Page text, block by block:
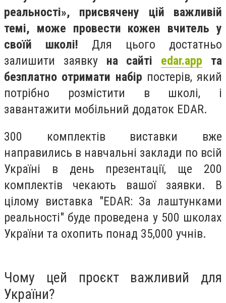
реальності», присвячену цій важливій
темі, може провести кожен вчитель у
своїй школі! Для цього достатньо
залишити заявку на сайті edar.app та
безплатно отримати набір постерів, який
потрібно розмістити в школі, і
завантажити мобільний додаток EDAR.
300 комплектів виставки вже
направились в навчальні заклади по всій
Україні в день презентації, ще 200
комплектів чекають вашої заявки. В
цілому виставка "EDAR: За лаштунками
реальності" буде проведена у 500 школах
України та охопить понад 35,000 учнів.
Чому цей проєкт важливий для
України?